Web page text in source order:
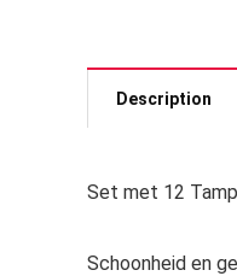
Description
Set met 12
Schoonheid en